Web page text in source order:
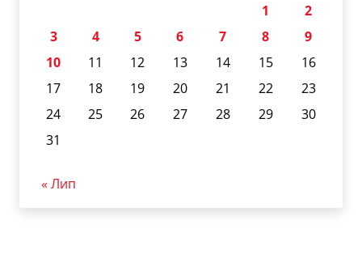
1
2
3
4 5 6 7 8
9
10
11 12 13 14 15
16
17
18 19 20 21 22
23
24
25 26 27 28 29
30
31
« Лип